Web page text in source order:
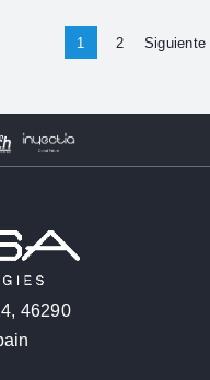
1 2 Siguiente
46290